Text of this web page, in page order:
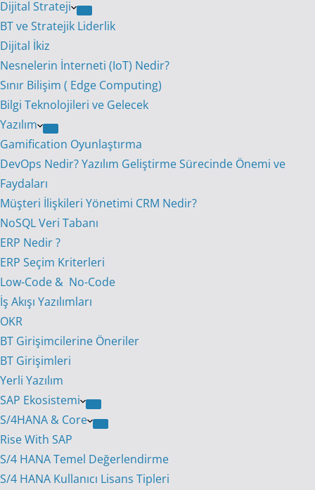
Dijital Strateji
BT ve Stratejik Liderlik
Dijital İkiz
Nesnelerin İnterneti (IoT) Nedir?
Sınır Bilişim ( Edge Computing)
Bilgi Teknolojileri ve Gelecek
Yazılım
Gamification Oyunlaştırma
DevOps Nedir? Yazılım Geliştirme Sürecinde Önemi ve
Faydaları
Müşteri İlişkileri Yönetimi CRM Nedir?
NoSQL Veri Tabanı
ERP Nedir ?
ERP Seçim Kriterleri
Low-Code & No-Code
İş Akışı Yazılımları
OKR
BT Girişimcilerine Öneriler
BT Girişimleri
Yerli Yazılım
SAP Ekosistemi
S/4HANA & Core
Rise With SAP
S/4 HANA Temel Değerlendirme
S/4 HANA Kullanıcı Lisans Tipleri